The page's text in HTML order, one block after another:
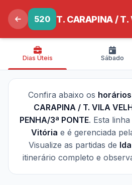
520
Dias Úteis Sábado
Confira abaixo os
CARAPINA / T. VILA
PENHA/3ª PONTE. Esta
Vitória e é gerenciada
Visualize as partidas de Ida
itinerário completo e